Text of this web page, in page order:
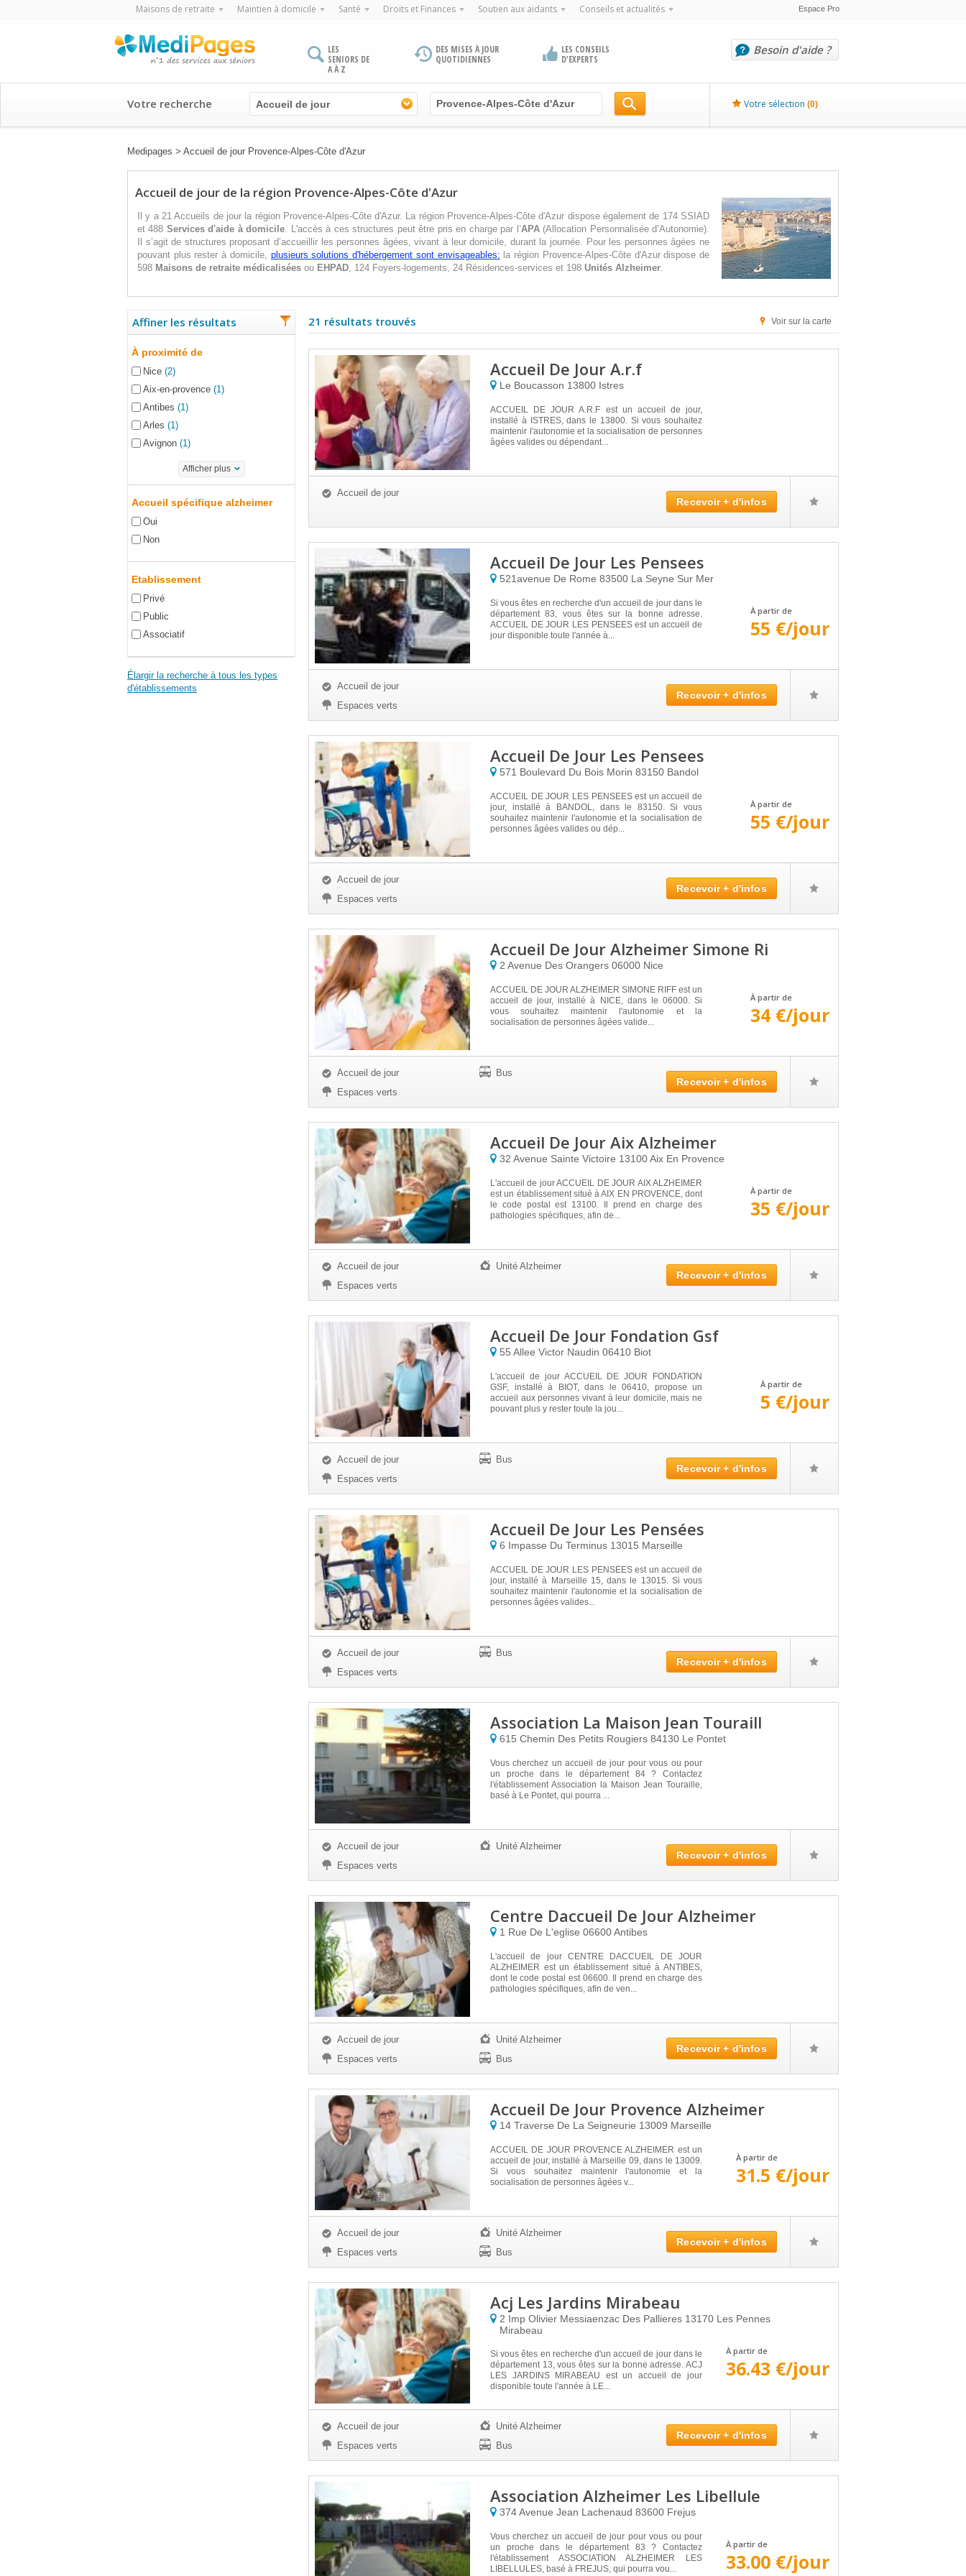
Maisons de retraite Maintien à domicile Santé Droits et Finances Soutien aux aidants Conseils et actualités Espace Pro
LES
SENIORS DE
A À Z
DES MISES À JOUR
QUOTIDIENNES
LES CONSEILS
D'EXPERTS
Besoin d'aide ?
Votre recherche Accueil de jour Votre sélection (0)
Medipages > Accueil de jour Provence-Alpes-Côte d'Azur
Accueil de jour de la région Provence-Alpes-Côte d'Azur
Il y a 21 Accueils de jour la région Provence-Alpes-Côte d'Azur. La région Provence-Alpes-Côte d'Azur dispose également de 174 SSIAD
et 488 Services d'aide à domicile. L'accès à ces structures peut être pris en charge par l’APA(Allocation Personnalisée d’Autonomie).
Il s’agit de structures proposant d’accueillir les personnes âgées, vivant à leur domicile, durant la journée. Pour les personnes âgées ne
pouvant plus rester à domicile, plusieurs solutions d'hébergement sont envisageables: la région Provence-Alpes-Côte d'Azur dispose de
598 Maisons de retraite médicalisées ou EHPAD, 124 Foyers-logements, 24 Résidences-services et 198 Unités Alzheimer.
Affiner les résultats
À proximité de
Nice (2)
Aix-en-provence (1)
Antibes (1)
Arles (1)
Avignon (1)
Afficher plus
Accueil spécifique alzheimer
Oui
Non
Etablissement
Privé
Public
Associatif
Élargir la recherche à tous les types
d'établissements
21 résultats trouvés Voir sur la carte
Accueil De Jour A.r.f
Le Boucasson 13800 Istres
ACCUEIL DE JOUR A.R.F est un accueil de jour,
installé à ISTRES, dans le 13800. Si vous souhaitez
maintenir l'autonomie et la socialisation de personnes
âgées valides ou dépendant...
Accueil de jour
Recevoir + d'infos
Accueil De Jour Les Pensees
521avenue De Rome 83500 La Seyne Sur Mer
Si vous êtes en recherche d'un accueil de jour dans le
département 83, vous êtes sur la bonne adresse.
ACCUEIL DE JOUR LES PENSEES est un accueil de
jour disponible toute l'année à...
À partir de
55 €/jour
Accueil de jour
Espaces verts
Recevoir + d'infos
Accueil De Jour Les Pensees
571 Boulevard Du Bois Morin 83150 Bandol
ACCUEIL DE JOUR LES PENSEES est un accueil de
jour, installé à BANDOL, dans le 83150. Si vous
souhaitez maintenir l'autonomie et la socialisation de
personnes âgées valides ou dép...
À partir de
55 €/jour
Accueil de jour
Espaces verts
Recevoir + d'infos
Accueil De Jour Alzheimer Simone Ri
2 Avenue Des Orangers 06000 Nice
ACCUEIL DE JOUR ALZHEIMER SIMONE RIFF est un
accueil de jour, installé à NICE, dans le 06000. Si
vous souhaitez maintenir l'autonomie et la
socialisation de personnes âgées valide...
À partir de
34 €/jour
Accueil de jour
Espaces verts
Bus
Recevoir + d'infos
Accueil De Jour Aix Alzheimer
32 Avenue Sainte Victoire 13100Aix En Provence
L'accueil de jour ACCUEIL DE JOUR AIX ALZHEIMER
est un établissement situé à AIX EN PROVENCE, dont
le code postal est 13100. Il prend en charge des
pathologies spécifiques, afin de...
À partir de
35 €/jour
Accueil de jour
Espaces verts
Unité Alzheimer
Recevoir + d'infos
Accueil De Jour Fondation Gsf
55 Allee Victor Naudin 06410 Biot
L'accueil de jour ACCUEIL DE JOUR FONDATION
GSF, installé à BIOT, dans le 06410, propose un
accueil aux personnes vivant à leur domicile, mais ne
pouvant plus y rester toute la jou...
À partir de
5 €/jour
Accueil de jour
Espaces verts
Bus
Recevoir + d'infos
Accueil De Jour Les Pensées
6 Impasse Du Terminus 13015 Marseille
ACCUEIL DE JOUR LES PENSÉES est un accueil de
jour, installé à Marseille 15, dans le 13015. Si vous
souhaitez maintenir l'autonomie et la socialisation de
personnes âgées valides...
Accueil de jour
Espaces verts
Bus
Recevoir + d'infos
Association La Maison Jean Touraill
615 Chemin Des Petits Rougiers 84130 Le Pontet
Vous cherchez un accueil de jour pour vous ou pour
un proche dans le département 84 ? Contactez
l'établissement Association la Maison Jean Touraille,
basé à Le Pontet, qui pourra ...
Accueil de jour
Espaces verts
Unité Alzheimer
Recevoir + d'infos
Centre Daccueil De Jour Alzheimer
1 Rue De L'eglise 06600Antibes
L'accueil de jour CENTRE DACCUEIL DE JOUR
ALZHEIMER est un établissement situé à ANTIBES,
dont le code postal est 06600. Il prend en charge des
pathologies spécifiques, afin de ven...
Accueil de jour
Espaces verts
Unité Alzheimer
Bus
Recevoir + d'infos
Accueil De Jour Provence Alzheimer
14 Traverse De La Seigneurie 13009 Marseille
ACCUEIL DE JOUR PROVENCE ALZHEIMER est un
accueil de jour, installé à Marseille 09, dans le 13009.
Si vous souhaitez maintenir l'autonomie et la
socialisation de personnes âgées v...
À partir de
31.5 €/jour
Accueil de jour
Espaces verts
Unité Alzheimer
Bus
Recevoir + d'infos
Acj Les Jardins Mirabeau
2 Imp Olivier Messiaenzac Des Pallieres 13170 Les Pennes
Mirabeau
Si vous êtes en recherche d'un accueil de jour dans le
département 13, vous êtes sur la bonne adresse. ACJ
LES JARDINS MIRABEAU est un accueil de jour
disponible toute l'année à LE...
À partir de
36.43 €/jour
Accueil de jour
Espaces verts
Unité Alzheimer
Bus
Recevoir + d'infos
Association Alzheimer Les Libellule
374 Avenue Jean Lachenaud 83600 Frejus
Vous cherchez un accueil de jour pour vous ou pour
un proche dans le département 83 ? Contactez
l'établissement ASSOCIATION ALZHEIMER LES
LIBELLULES, basé à FREJUS, qui pourra vou...
À partir de
33.00 €/jour